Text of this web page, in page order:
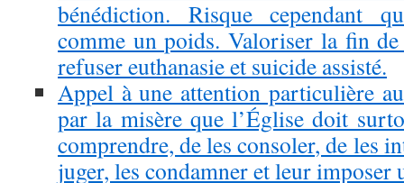
bénédiction. Risque cependant
comme un poids. Valoriser la fin
refuser euthanasie et suicide assisté.
Appel à une attention particulière
par la misère que l’Église doit
comprendre, de les consoler, de les
juger, les condamner et leur imposer